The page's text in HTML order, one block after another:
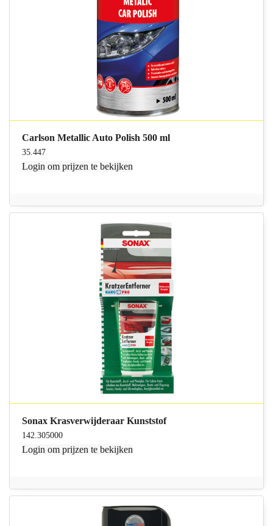
Carlson Metallic Auto Polish 500 ml
35.447
Login om prijzen te bekijken
Sonax Krasverwijderaar Kunststof
142.305000
Login om prijzen te bekijken